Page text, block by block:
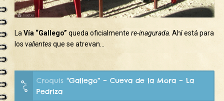
LaVía “Gallego” queda oficialmentere-inagurada . Ahí está para
losvalientesque se atrevan…
Croquis “Gallego” – Cueva de la Mora – La
Pedriza